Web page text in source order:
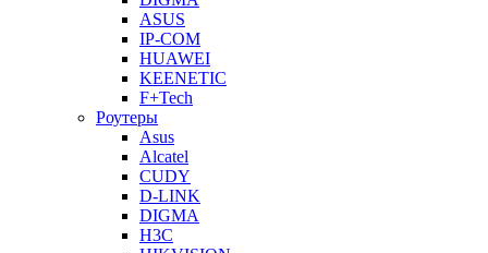
ASUS
IP-COM
HUAWEI
KEENETIC
F+Tech
Роутеры
Asus
Alcatel
CUDY
D-LINK
DIGMA
H3C